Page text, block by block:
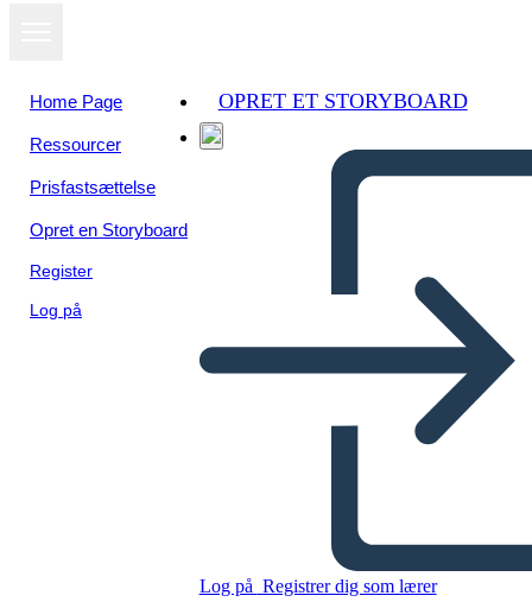
Home Page
Ressourcer
Prisfastsættelse
Opret en Storyboard
Register
Log på
OPRET ET STORYBOARD
Log på Registrer dig som lærer
Allusioni di Milkweed